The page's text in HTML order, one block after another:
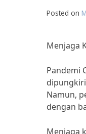
Posted on
Menjaga
Pandemi
Namun,
dengan
Menjaga